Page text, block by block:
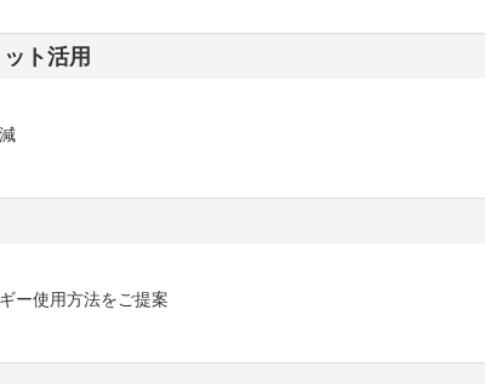
ト活用
ー使用方法をご提案